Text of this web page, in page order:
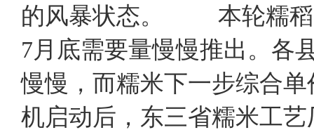
的风暴状态。 本轮糯稻
7月底需要量慢慢推出。各
慢慢，而糯米下一步综合
机启动后，东三省糯米工